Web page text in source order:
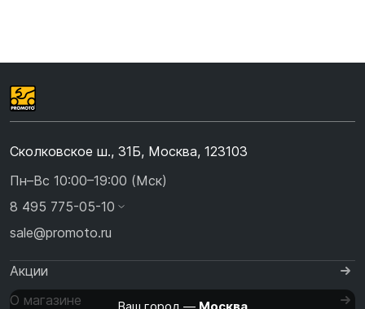
Сколковское ш., 31Б, Москва, 123103
Пн–Вс 10:00–19:00 (Мск)
8 495 775-05-10
sale@promoto.ru
Акции
О магазине